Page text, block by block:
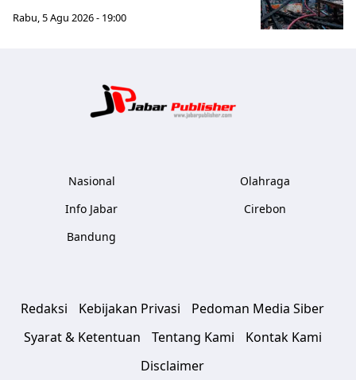
Rabu, 5 Agu 2026 - 19:00
Nasional
Info Jabar
Bandung
Olahraga
Cirebon
Redaksi Kebijakan Privasi
Pedoman Media Siber
Syarat & Ketentuan
Tentang Kami
Kontak Kami
Disclaimer